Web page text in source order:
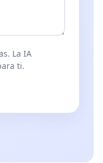
La IA
ti.